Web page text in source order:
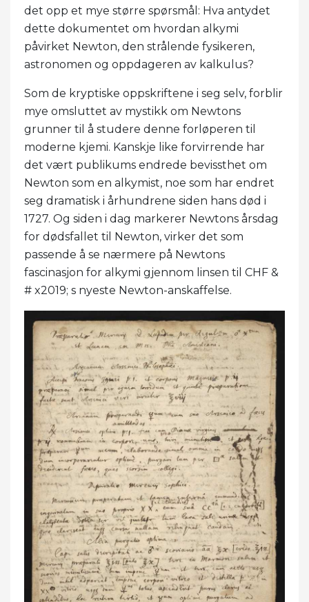
det opp et mye større spørsmål: Hva antydet
dette dokumentet om hvordan alkymi
påvirket Newton, den strålende fysikeren,
astronomen og oppdageren av kalkulus?
Som de kryptiske oppskriftene i seg selv, forblir
mye omsluttet av mystikk om Newtons
grunner til å studere denne forløperen til
moderne kjemi. Kanskje like forvirrende har
det vært publikums endrede bevissthet om
Newton som en alkymist, noe som har endret
seg dramatisk i århundrene siden hans død i
1727. Og siden i dag markerer Newtons årsdag
for dødsfallet til Newton, virker det som
passende å se nærmere på Newtons
fascinasjon for alkymi gjennom linsen til CHF &
# x2019; s nyeste Newton-anskaffelse.